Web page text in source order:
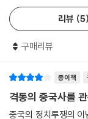
급 아파트에 살고 있
이 작품은 문화대혁명
열정과 기대로 가득
징되듯이 절박한 생
당 관료의 세계와 이분
“민주와 양의 다리가
중국 미래의 궁극적
리뷰 5
구매리뷰
종이책
격동의 중국사를
중국의 정치투쟁의 이